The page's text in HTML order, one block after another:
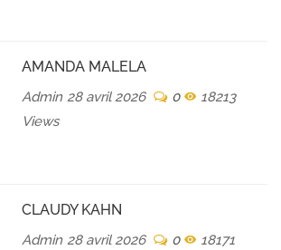
AMANDA MALELA
Admin 28 avril 2026 0
18213
Views
CLAUDY KAHN
Admin 28 avril 2026 0
18171